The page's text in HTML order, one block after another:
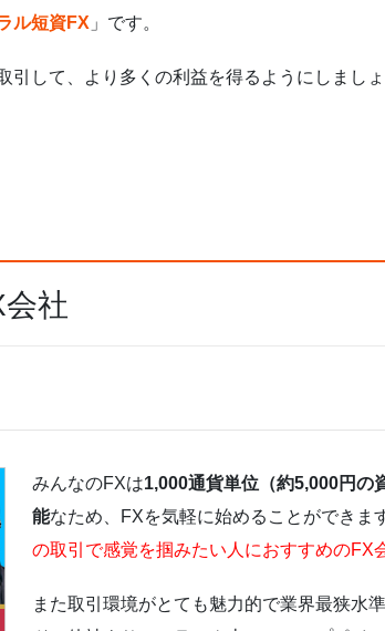
ル短資FX 」です。
引して、より多くの利益を得るようにしましょ
社
みんなのFXは1,000通貨単位（約5,000円の
能なため、FXを気軽に始めることができま
の取引で感覚を掴みたい人におすすめのFX
また取引環境がとても魅力的で業界最狭水